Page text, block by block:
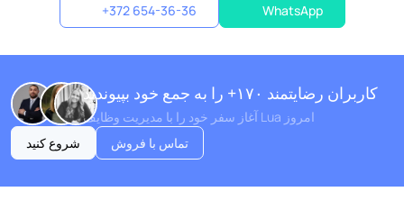
+372 654-36-36 WhatsApp
کاربران رضایتمند ۱۷۰+ را به جمع خود بپیوندید
آغاز سفر خود را با مدیریت وظایف Lua امروز
شروع کنید
تماس با فروش